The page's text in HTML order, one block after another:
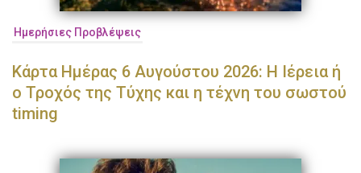
Ημερήσιες Προβλέψεις
Κάρτα Ημέρας 6 Αυγούστου 2026: Η Ιέρεια ή
ο Τροχός της Τύχης και η τέχνη του σωστού
timing